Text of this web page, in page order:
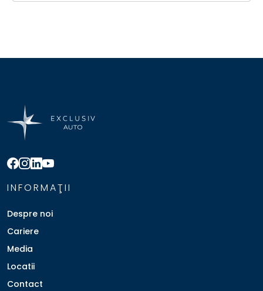
INFORMAŢII
Despre noi
Cariere
Media
Locatii
Contact